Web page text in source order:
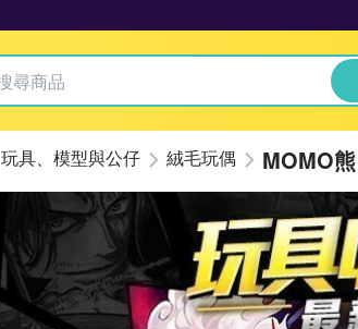
玩具、模型與公仔 絨毛玩偶 MOMO熊